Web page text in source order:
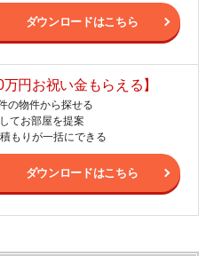
ダウンロードはこちら
万円お祝い金もらえる】
の物件から探せる
てお部屋を提案
もりが一括にできる
ダウンロードはこちら